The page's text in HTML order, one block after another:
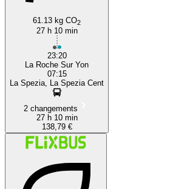
61.13 kg CO2
27 h 10 min
23:20
La Roche Sur Yon
07:15
La Spezia, La Spezia Cent
2 changements
27 h 10 min
138,79 €